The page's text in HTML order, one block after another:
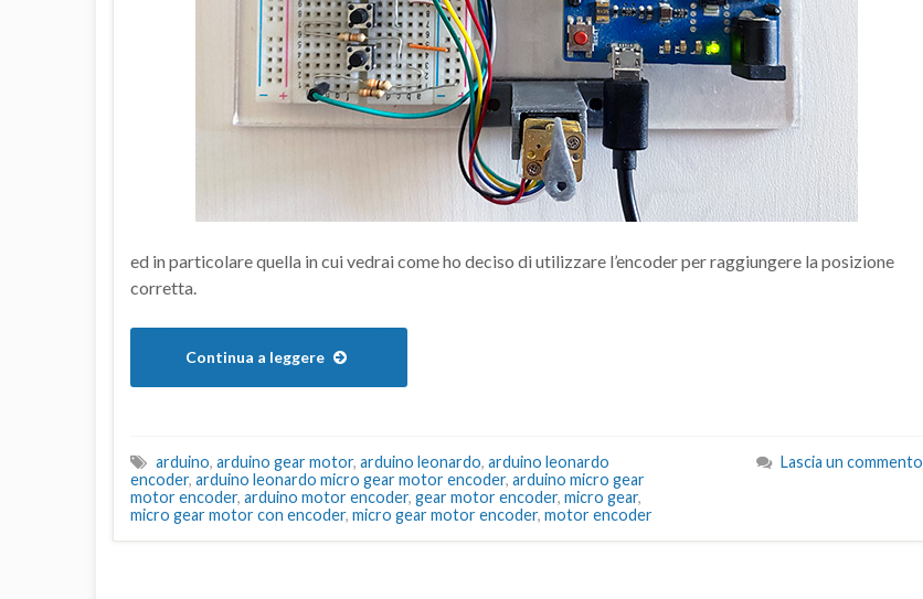
ed in particolare quella in cui vedrai come ho deciso di utilizzare l’encoder per raggiungere la posizione
corretta.
Continua a leggere
arduino, arduino gear motor, arduino leonardo, arduino leonardo
encoder, arduino leonardo micro gear motor encoder, arduino micro gear
motor encoder, arduino motor encoder, gear motor encoder, micro gear,
micro gear motor con encoder, micro gear motor encoder, motor encoder
Lascia un commento